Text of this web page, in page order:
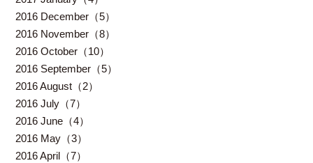
2016 December（5）
2016 November（8）
2016 October（10）
2016 September（5）
2016 August（2）
2016 July（7）
2016 June（4）
2016 May（3）
2016 April（7）